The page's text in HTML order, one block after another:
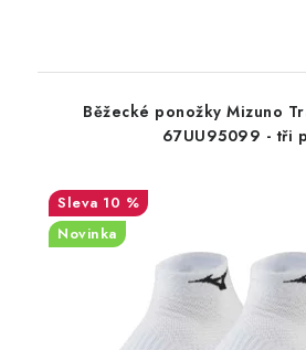
Běžecké ponožky Mizuno
67UU95099 - tři
10 %
Novinka